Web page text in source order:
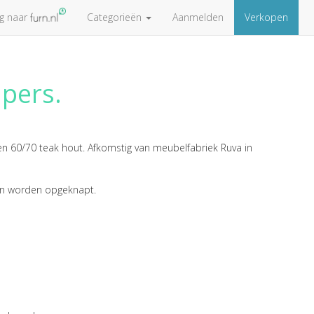
naar Categorieën Aanmelden Verkopen
60/70 teak hout. Afkomstig van meubelfabriek Ruva in
worden opgeknapt.